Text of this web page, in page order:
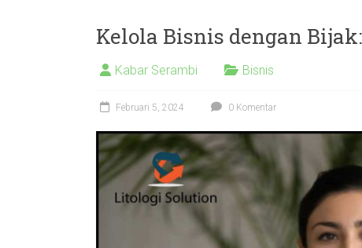
Kelola Bisnis dengan
Kabar Serambi Bisnis
Februari 5, 2024 0 Komentar